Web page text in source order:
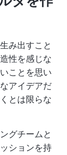
み出すこと
性を感じな
ことを思い
アイデアだ
とは限らな
グチームと
ションを持